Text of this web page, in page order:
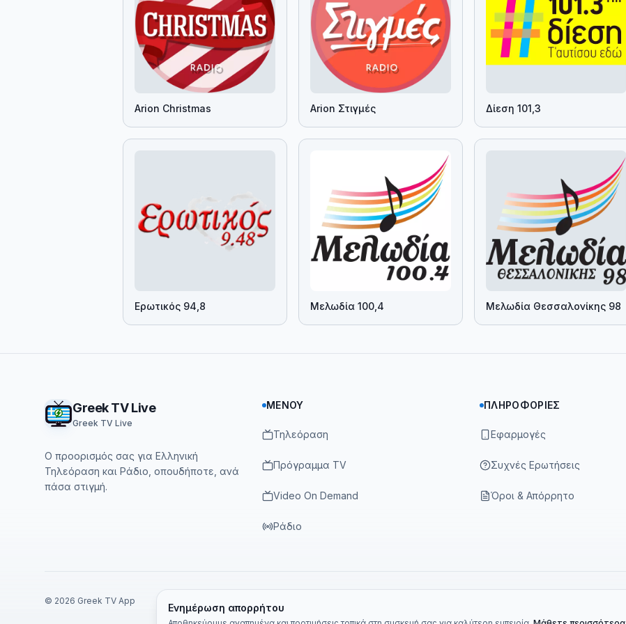
Ενημέρωση απορρήτου
Arion Christmas Arion Στιγμές Δίεση 101,3
Ερωτικός 94,8 Μελωδία 100,4 Μελωδία Θεσσαλονίκης 98
Greek TV Live
Greek TV Live
Ο προορισμός σας για Ελληνική
Τηλεόραση και Ράδιο, οπουδήποτε, ανά
πάσα στιγμή.
ΜΕΝΟΎ
Τηλεόραση
Πρόγραμμα TV
Video On Demand
Ράδιο
ΠΛΗΡΟΦΟΡΊΕΣ
Εφαρμογές
Συχνές Ερωτήσεις
Όροι & Απόρρητο
© 2026 Greek TV App